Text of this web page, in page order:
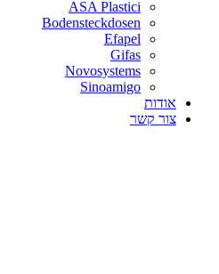
ASA Plastici
Bodensteckdosen
Efapel
Gifas
Novosystems
Sinoamigo
אודות
צור קשר